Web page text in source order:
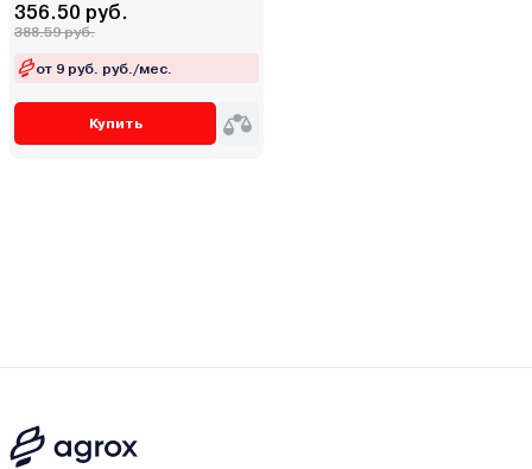
356.50 руб.
388.59 руб.
от 9 руб. руб./мес.
Купить